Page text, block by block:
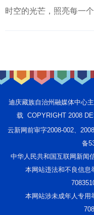
时空的光芒，照亮每一
迪庆藏族自治州融媒体中心
载 COPYRIGHT 2008
云新网前审字2008-002、
备
中华人民共和国互联网新闻
本网站违法和不良信息
本网站涉未成年人专用